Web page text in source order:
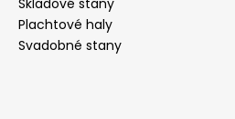
Skladové stany
Plachtové haly
Svadobné stany